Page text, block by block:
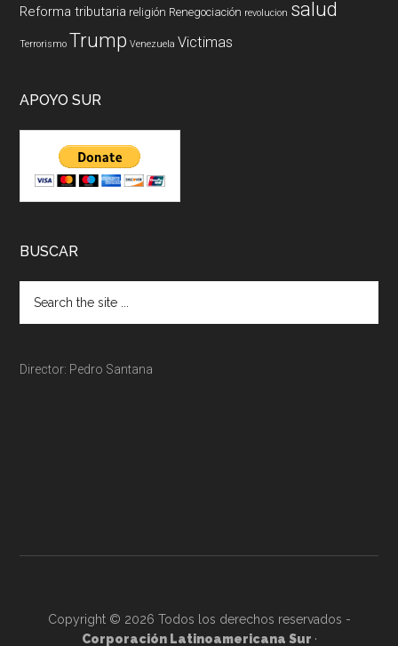
Reforma tributaria religión Renegociación revolucion salud
Terrorismo Trump Venezuela Victimas
APOYO SUR
BUSCAR
Director: Pedro Santana
Copyright © 2026 Todos los derechos reservados -
Corporación Latinoamericana Sur ·